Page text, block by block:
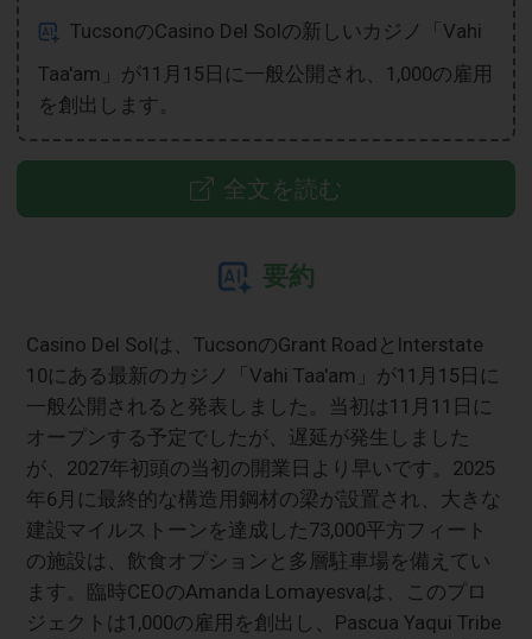
TucsonのCasino Del Solの新しいカジノ「Vahi
Taa'am」が11月15日に一般公開され、1,000の雇用
を創出します。
全文を読む
要約
Casino Del Solは、TucsonのGrant RoadとInterstate
10にある最新のカジノ「Vahi Taa'am」が11月15日に
一般公開されると発表しました。当初は11月11日に
オープンする予定でしたが、遅延が発生しました
が、2027年初頭の当初の開業日より早いです。2025
年6月に最終的な構造用鋼材の梁が設置され、大きな
建設マイルストーンを達成した73,000平方フィート
の施設は、飲食オプションと多層駐車場を備えてい
ます。臨時CEOのAmanda Lomayesvaは、このプロ
ジェクトは1,000の雇用を創出し、Pascua Yaqui Tribe